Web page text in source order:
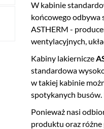
W kabinie
końcowego odbywa
ASTHERM -
wentylacyjnych,
Kabiny lakiernicze
standardowa
w takiej kabinie
spotykanych
Ponieważ nasi
produktu oraz różne